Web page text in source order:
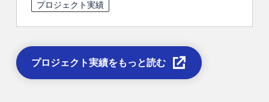
プロジェクト実績
プロジェクト実績をもっと読む